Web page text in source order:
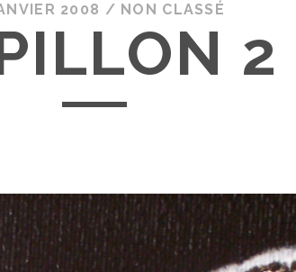
2008 / NON CLASSÉ
2